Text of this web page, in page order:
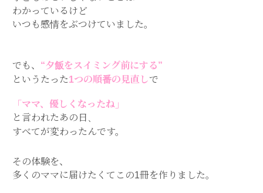
わかっているけど
いつも感情をぶつけていました。
でも、 “夕飯をスイミング前にする”
というたった1つの順番の見直しで
「ママ、優しくなったね」
と言われたあの日、
すべてが変わったんです。
その体験を、
多くのママに届けたくてこの1冊を作りました。